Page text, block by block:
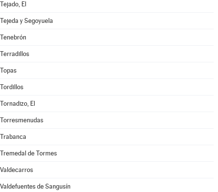
Tejado, El
Tejeda y Segoyuela
Tenebrón
Terradillos
Topas
Tordillos
Tornadizo, El
Torresmenudas
Trabanca
Tremedal de Tormes
Valdecarros
Valdefuentes de Sangusín